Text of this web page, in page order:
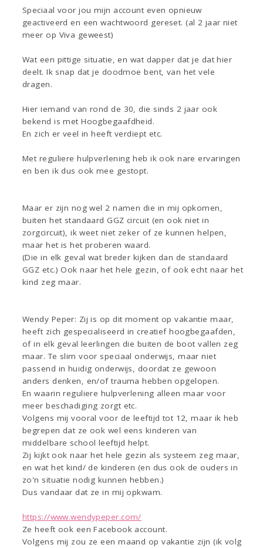
Speciaal voor jou mijn account even opnieuw
geactiveerd en een wachtwoord gereset. (al 2 jaar niet
meer op Viva geweest)
Wat een pittige situatie, en wat dapper dat je dat hier
deelt. Ik snap dat je doodmoe bent, van het vele
dragen.
Hier iemand van rond de 30, die sinds 2 jaar ook
bekend is met Hoogbegaafdheid.
En zich er veel in heeft verdiept etc.
Met reguliere hulpverlening heb ik ook nare ervaringen
en ben ik dus ook mee gestopt.
Maar er zijn nog wel 2 namen die in mij opkomen,
buiten het standaard GGZ circuit (en ook niet in
zorgcircuit), ik weet niet zeker of ze kunnen helpen,
maar het is het proberen waard.
(Die in elk geval wat breder kijken dan de standaard
GGZ etc.) Ook naar het hele gezin, of ook echt naar het
kind zeg maar.
Wendy Peper: Zij is op dit moment op vakantie maar,
heeft zich gespecialiseerd in creatief hoogbegaafden,
of in elk geval leerlingen die buiten de boot vallen zeg
maar. Te slim voor speciaal onderwijs, maar niet
passend in huidig onderwijs, doordat ze gewoon
anders denken, en/of trauma hebben opgelopen.
En waarin reguliere hulpverlening alleen maar voor
meer beschadiging zorgt etc.
Volgens mij vooral voor de leeftijd tot 12, maar ik heb
begrepen dat ze ook wel eens kinderen van
middelbare school leeftijd helpt.
Zij kijkt ook naar het hele gezin als systeem zeg maar,
en wat het kind/ de kinderen (en dus ook de ouders in
zo'n situatie nodig kunnen hebben.)
Dus vandaar dat ze in mij opkwam.
https://www.wendypeper.com/
Ze heeft ook een Facebook account.
Volgens mij zou ze een maand op vakantie zijn (ik volg